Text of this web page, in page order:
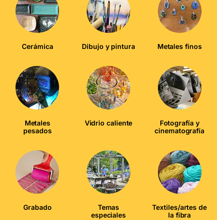
Cerámica Dibujo y pintura Metales finos
Metales
pesados
Vidrio caliente
Fotografía y
cinematografía
Grabado
Temas
especiales
Textiles/artes de
la fibra